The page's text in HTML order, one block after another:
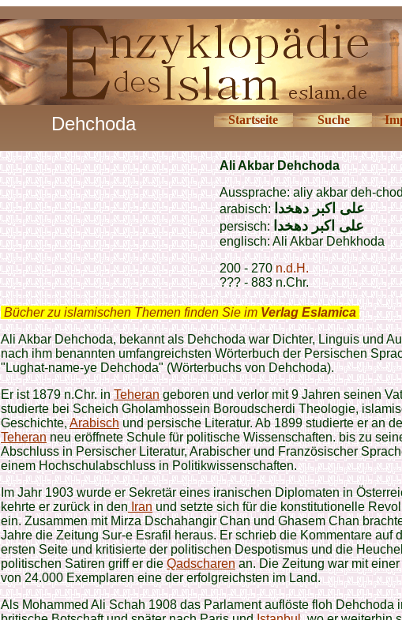
Dehchoda Startseite Suche
Ali Akbar Dehchoda
Aussprache: aliy akbar deh-
arabisch:علی اکبر دهخدا
persisch:علی اکبر دهخدا
englisch:Ali Akbar Dehkhoda
200 - 270n.d.H.
??? - 883 n.Chr.
Bücher zu islamischen Themen finden Sie im Verlag Eslamica
Ali Akbar Dehchoda, bekannt als Dehchoda war Dichter, Linguis und
nach ihm benannten umfangreichsten Wörterbuch der Persischen
"Lughat-name-ye Dehchoda" (Wörterbuchs von Dehchoda).
Er ist 1879 n.Chr. inTeherangeboren und verlor mit 9 Jahren seinen
studierte bei Scheich Gholamhossein Boroudscherdi Theologie,
Geschichte,Arabischund persische Literatur. Ab 1899 studierte er an
Teheranneu eröffnete Schule für politische Wissenschaften. bis zu
Abschluss in Persischer Literatur, Arabischer und Französischer
einem Hochschulabschluss in Politikwissenschaften.
Im Jahr 1903 wurde er Sekretär eines iranischen Diplomaten in
kehrte er zurück in denIranund setzte sich für die konstitutionelle
ein. Zusammen mit Mirza Dschahangir Chan und Ghasem Chan
Jahre die Zeitung Sur-e Esrafil heraus. Er schrieb die Kommentare auf
ersten Seite und kritisierte der politischen Despotismus und die
politischen Satiren griff er dieQadscharenan. Die Zeitung war mit einer
von 24.000 Exemplaren eine der erfolgreichsten im Land.
Als Mohammed Ali Schah 1908 das Parlament auflöste floh Dehchoda